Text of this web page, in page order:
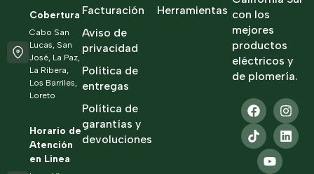
con los
mejores
productos
eléctricos y
de plomería.
Herramientas
Facturación
Aviso de
privacidad
Política de
entregas
Política de
garantías y
devoluciones
Cobertura
Cabo San
Lucas, San
José, La Paz,
La Ribera,
Los Barriles,
Loreto
Horario de
Atención
en Linea